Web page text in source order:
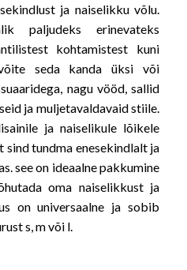
ja naiselikku võlu.
paljudeks erinevateks
kohtamistest kuni
seda kanda üksi või
nagu vööd, sallid
ja muljetavaldavaid stiile.
ja naiselikule lõikele
sind tundma enesekindlalt ja
see on ideaalne pakkumine
oma naiselikkust ja
on universaalne ja sobib
s, m või l.